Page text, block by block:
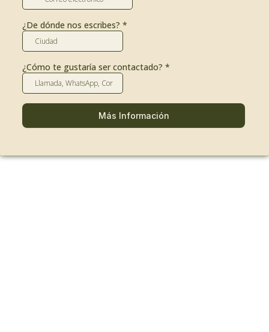
¿De dónde nos escribes? *
¿Cómo te gustaría ser contactado? *
Más Información